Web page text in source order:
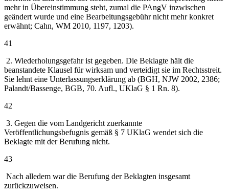
mehr in Übereinstimmung steht, zumal die PAngV inzwischen
geändert wurde und eine Bearbeitungsgebühr nicht mehr konkret
erwähnt; Cahn, WM 2010, 1197, 1203).
41
2. Wiederholungsgefahr ist gegeben. Die Beklagte hält die
beanstandete Klausel für wirksam und verteidigt sie im Rechtsstreit.
Sie lehnt eine Unterlassungserklärung ab (BGH, NJW 2002, 2386;
Palandt/Bassenge, BGB, 70. Aufl., UKlaG § 1 Rn. 8).
42
3. Gegen die vom Landgericht zuerkannte
Veröffentlichungsbefugnis gemäß § 7 UKlaG wendet sich die
Beklagte mit der Berufung nicht.
43
Nach alledem war die Berufung der Beklagten insgesamt
zurückzuweisen.